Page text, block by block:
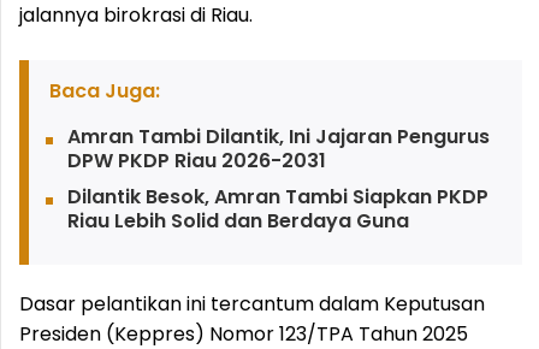
jalannya birokrasi di Riau.
Baca Juga:
Amran Tambi Dilantik, Ini Jajaran Pengurus
DPW PKDP Riau 2026-2031
Dilantik Besok, Amran Tambi Siapkan PKDP
Riau Lebih Solid dan Berdaya Guna
Dasar pelantikan ini tercantum dalam Keputusan
Presiden (Keppres) Nomor 123/TPA Tahun 2025